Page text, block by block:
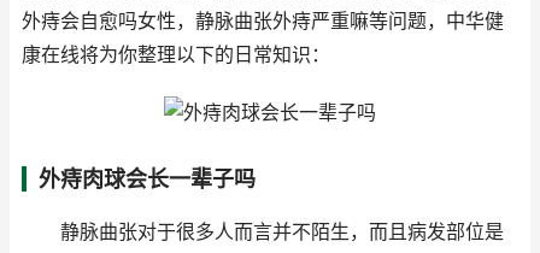
外痔会自愈吗女性，静脉曲张外痔严重嘛等问题，中华健
康在线将为你整理以下的日常知识：
外痔肉球会长一辈子吗
静脉曲张对于很多人而言并不陌生，而且病发部位是